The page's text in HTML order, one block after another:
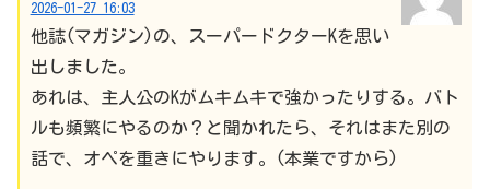
2026-01-27 16:03
他誌(マガジン)の、スーパードクターKを思い
出しました。
あれは、主人公のKがムキムキで強かったりする。バト
ルも頻繁にやるのか？と聞かれたら、それはまた別の
話で、オペを重きにやります。(本業ですから)